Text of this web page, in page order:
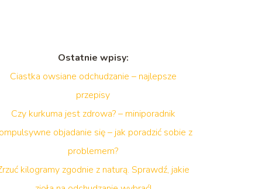
Ostatnie wpisy:
Ciastka owsiane odchudzanie – najlepsze
przepisy
Czy kurkuma jest zdrowa? – miniporadnik
objadanie się – jak poradzić sobie z
problemem?
kilogramy zgodnie z naturą. Sprawdź, jakie